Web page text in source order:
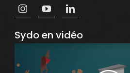
Sydo en vidéo